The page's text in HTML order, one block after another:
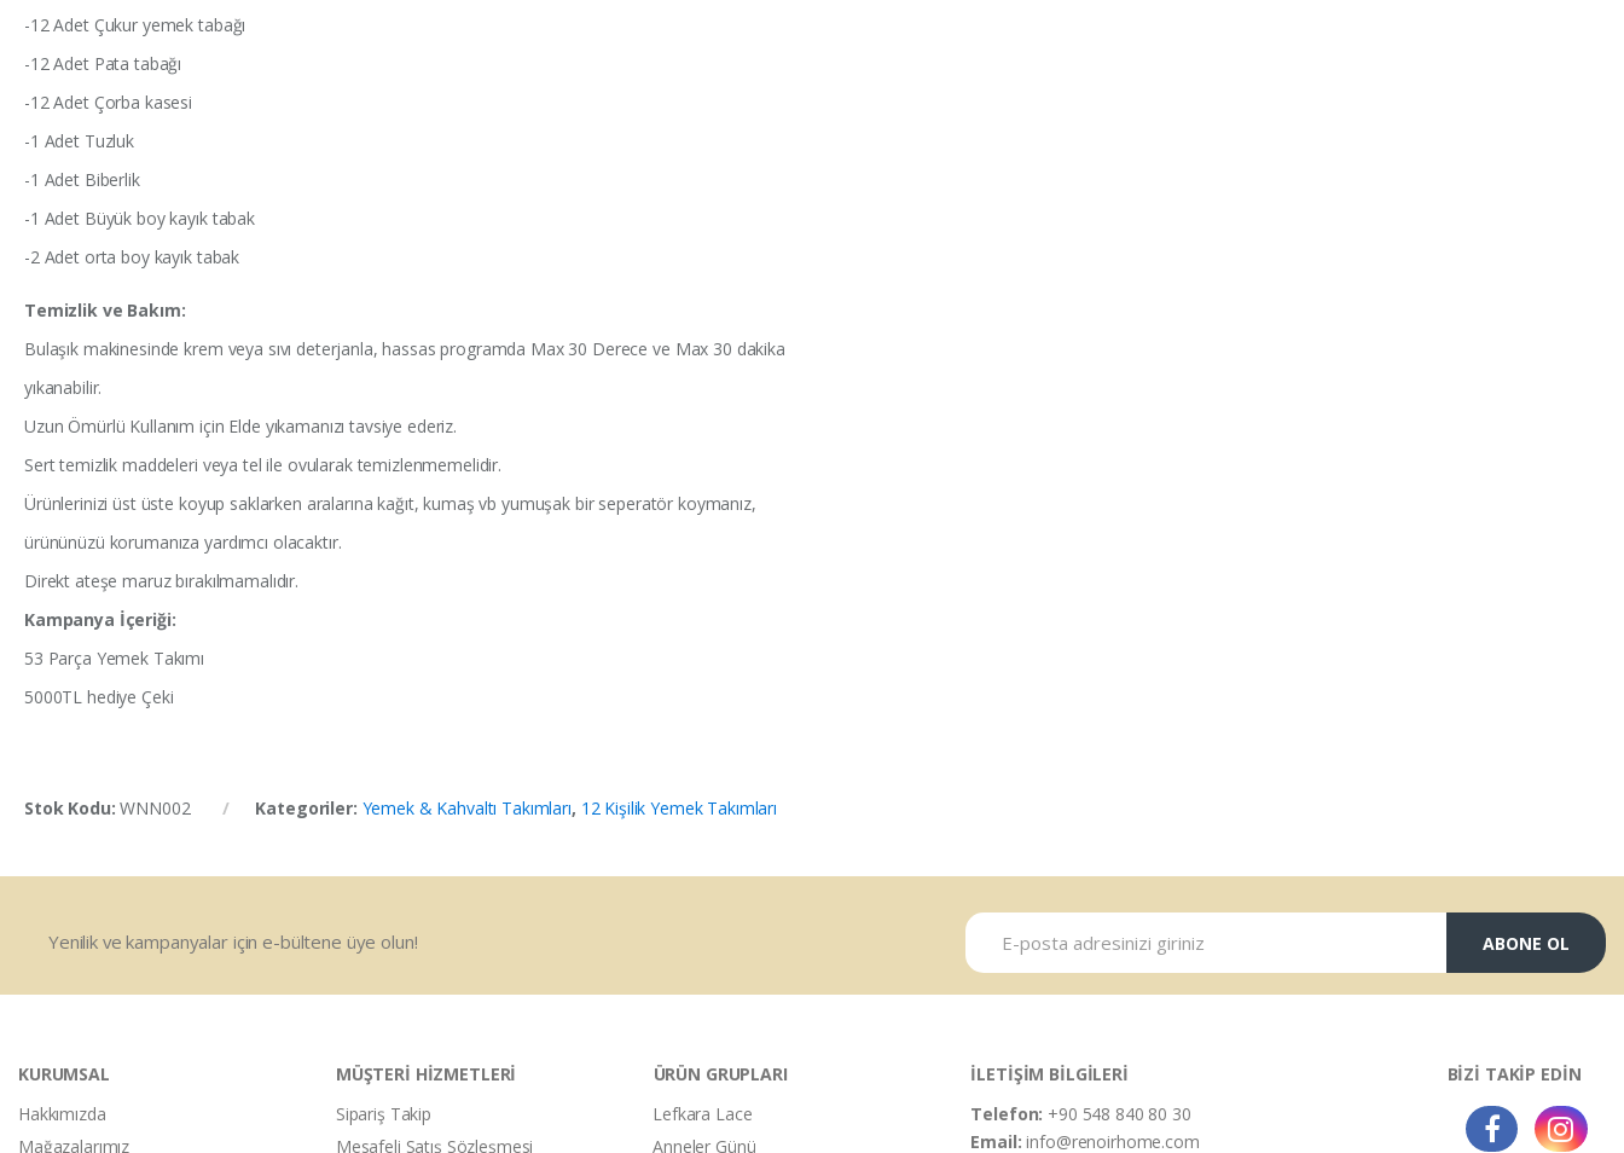
-12 Adet Çukur yemek tabağı
-12 Adet Pata tabağı
-12 Adet Çorba kasesi
-1 Adet Tuzluk
-1 Adet Biberlik
-1 Adet Büyük boy kayık tabak
-2 Adet orta boy kayık tabak
Temizlik ve Bakım:
Bulaşık makinesinde krem veya sıvı deterjanla, hassas programda Max 30 Derece ve Max 30 dakika
yıkanabilir.
Uzun Ömürlü Kullanım için Elde yıkamanızı tavsiye ederiz.
Sert temizlik maddeleri veya tel ile ovularak temizlenmemelidir.
Ürünlerinizi üst üste koyup saklarken aralarına kağıt, kumaş vb yumuşak bir seperatör koymanız,
ürününüzü korumanıza yardımcı olacaktır.
Direkt ateşe maruz bırakılmamalıdır.
Kampanya İçeriği:
53 Parça Yemek Takımı
5000TL hediye Çeki
Stok Kodu:WNN002 Kategoriler: Yemek & Kahvaltı Takımları, 12 Kişilik Yemek Takımları
Yenilik ve kampanyalar için e-bültene üye olun! ABONE OL
KURUMSAL
Hakkımızda
Mağazalarımız
MÜŞTERİ HİZMETLERİ
Sipariş Takip
Mesafeli Satış Sözleşmesi
ÜRÜN GRUPLARI
Lefkara Lace
Anneler Günü
İLETİŞİM BİLGİLERİ
Telefon: +90 548 840 80 30
Email:info@renoirhome.com
BİZİ TAKİP EDİN